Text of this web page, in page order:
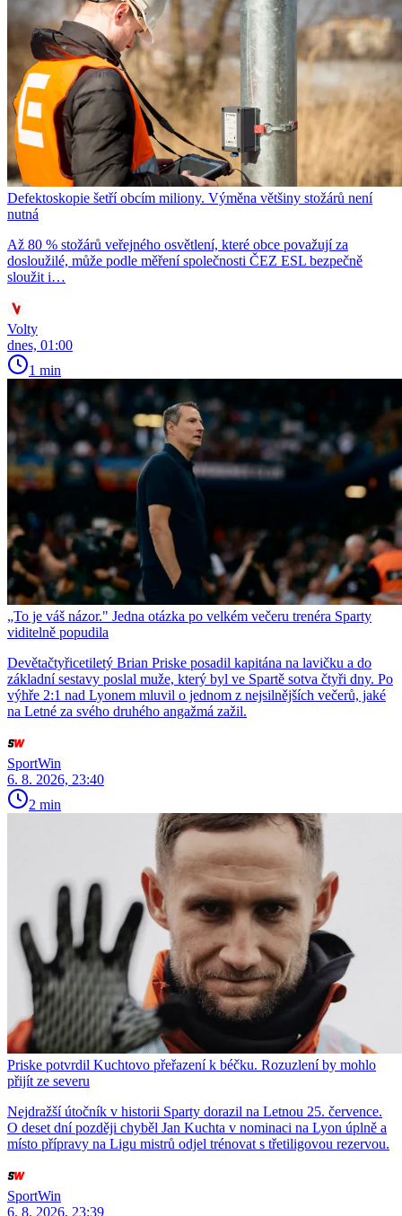
Defektoskopie šetří obcím miliony. Výměna většiny stožárů není
nutná
Až 80 % stožárů veřejného osvětlení, které obce považují za
dosloužilé, může podle měření společnosti ČEZ ESL bezpečně
sloužit i…
Volty
dnes, 01:00
1 min
„To je váš názor." Jedna otázka po velkém večeru trenéra Sparty
viditelně popudila
Devětačtyřicetiletý Brian Priske posadil kapitána na lavičku a do
základní sestavy poslal muže, který byl ve Spartě sotva čtyři dny. Po
výhře 2:1 nad Lyonem mluvil o jednom z nejsilnějších večerů, jaké
na Letné za svého druhého angažmá zažil.
SportWin
6. 8. 2026, 23:40
2 min
Priske potvrdil Kuchtovo přeřazení k béčku. Rozuzlení by mohlo
přijít ze severu
Nejdražší útočník v historii Sparty dorazil na Letnou 25. července.
O deset dní později chyběl Jan Kuchta v nominaci na Lyon úplně a
místo přípravy na Ligu mistrů odjel trénovat s třetiligovou rezervou.
SportWin
6. 8. 2026, 23:39